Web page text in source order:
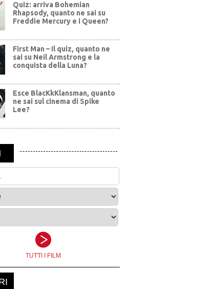
Quiz: arriva Bohemian
Rhapsody, quanto ne sai su
Freddie Mercury e i Queen?
First Man – Il quiz, quanto ne
sai su Neil Armstrong e la
conquista della Luna?
Esce BlacKkKlansman, quanto
ne sai sul cinema di Spike
Lee?